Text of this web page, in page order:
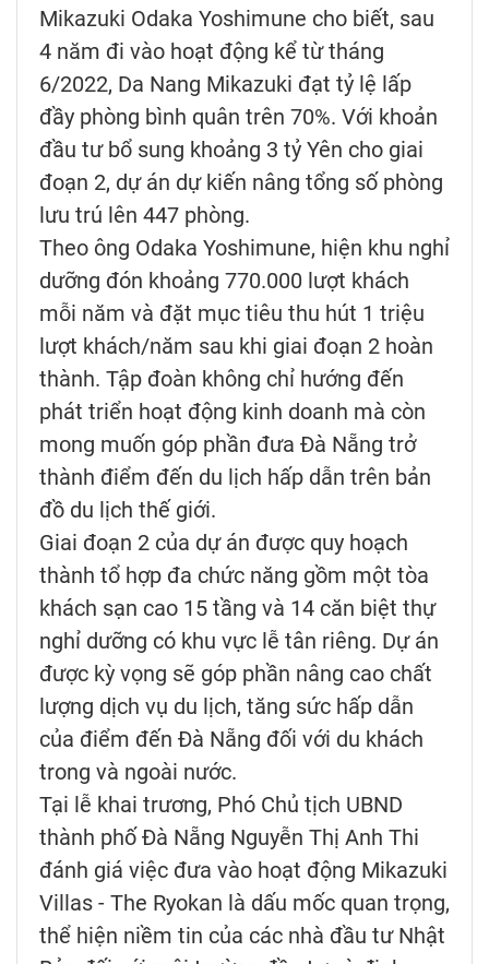
Mikazuki Odaka Yoshimune cho biết, sau
4 năm đi vào hoạt động kể từ tháng
6/2022, Da Nang Mikazuki đạt tỷ lệ lấp
đầy phòng bình quân trên 70%. Với khoản
đầu tư bổ sung khoảng 3 tỷ Yên cho giai
đoạn 2, dự án dự kiến nâng tổng số phòng
lưu trú lên 447 phòng.
Theo ông Odaka Yoshimune, hiện khu nghỉ
dưỡng đón khoảng 770.000 lượt khách
mỗi năm và đặt mục tiêu thu hút 1 triệu
lượt khách/năm sau khi giai đoạn 2 hoàn
thành. Tập đoàn không chỉ hướng đến
phát triển hoạt động kinh doanh mà còn
mong muốn góp phần đưa Đà Nẵng trở
thành điểm đến du lịch hấp dẫn trên bản
đồ du lịch thế giới.
Giai đoạn 2 của dự án được quy hoạch
thành tổ hợp đa chức năng gồm một tòa
khách sạn cao 15 tầng và 14 căn biệt thự
nghỉ dưỡng có khu vực lễ tân riêng. Dự án
được kỳ vọng sẽ góp phần nâng cao chất
lượng dịch vụ du lịch, tăng sức hấp dẫn
của điểm đến Đà Nẵng đối với du khách
trong và ngoài nước.
Tại lễ khai trương, Phó Chủ tịch UBND
thành phố Đà Nẵng Nguyễn Thị Anh Thi
đánh giá việc đưa vào hoạt động Mikazuki
Villas - The Ryokan là dấu mốc quan trọng,
thể hiện niềm tin của các nhà đầu tư Nhật